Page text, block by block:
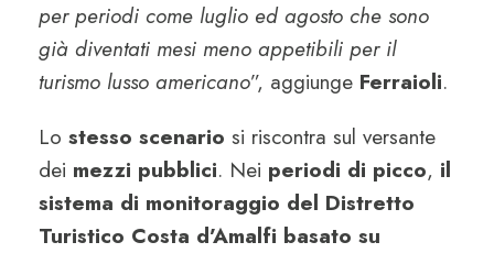
per periodi come luglio ed agosto che sono
già diventati mesi meno appetibili per il
turismo lusso americano”, aggiunge Ferraioli.
Lo stesso scenario si riscontra sul versante
dei mezzi pubblici. Nei periodi di picco, il
sistema di monitoraggio del Distretto
Turistico Costa d’Amalfi basato su